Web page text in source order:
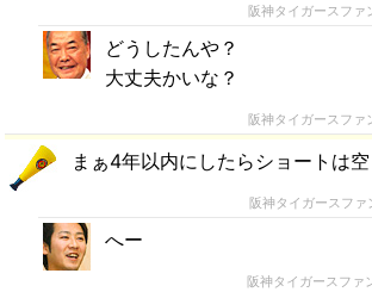
阪神タイガースファ
どうしたんや？
大丈夫かいな？
阪神タイガースファ
まぁ4年以内にしたらショートは
阪神タイガースファ
へー
阪神タイガースファ